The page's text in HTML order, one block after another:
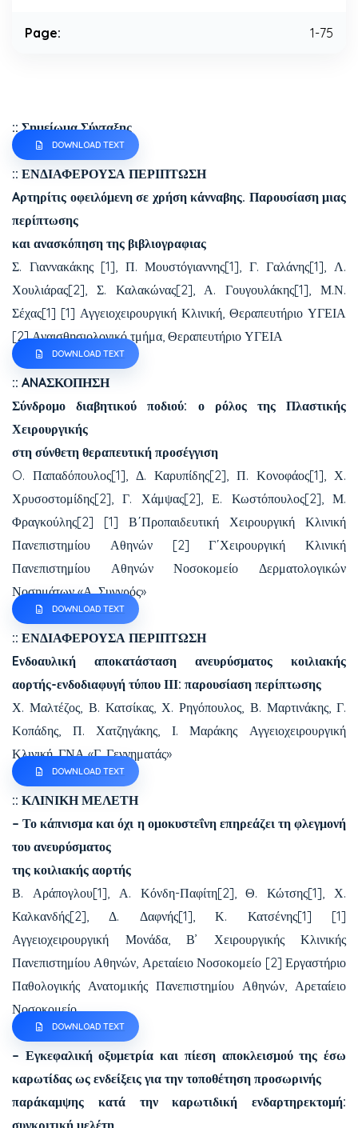
Page: 1-75
:: Σημείωμα Σύνταξης
DOWNLOAD TEXT
:: ΕΝΔΙΑΦΕΡΟΥΣΑ ΠΕΡΙΠΤΩΣΗ
Aρτηρίτις οφειλόμενη σε χρήση κάνναβης. Παρουσίαση μιας
περίπτωσης
και ανασκόπηση της βιβλιογραφιας
Σ. Γιαννακάκης [1], Π. Μουστόγιαννης[1], Γ. Γαλάνης[1], Λ.
Χουλιάρας[2], Σ. Καλακώνας[2], Α. Γουγουλάκης[1], Μ.Ν.
Σέχας[1] [1] Αγγειοχειρουργική Κλινική, Θεραπευτήριο ΥΓΕΙΑ
[2] Αναισθησιολογικό τμήμα, Θεραπευτήριο ΥΓΕΙΑ
DOWNLOAD TEXT
:: ANAΣΚΟΠΗΣΗ
Σύνδρομο διαβητικού ποδιού: ο ρόλος της Πλαστικής
Χειρουργικής
στη σύνθετη θεραπευτική προσέγγιση
O. Παπαδόπουλος[1], Δ. Καρυπίδης[2], Π. Κονοφάος[1], Χ.
Χρυσοστομίδης[2], Γ. Χάμψας[2], Ε. Κωστόπουλος[2], Μ.
Φραγκούλης[2] [1] Β΄Προπαιδευτική Χειρουργική Κλινική
Πανεπιστημίου Αθηνών [2] Γ΄Χειρουργική Κλινική
Πανεπιστημίου Αθηνών Νοσοκομείο Δερματολογικών
Νοσημάτων «Α. Συγγρός»
DOWNLOAD TEXT
:: ΕΝΔΙΑΦΕΡΟΥΣΑ ΠΕΡΙΠΤΩΣΗ
Eνδοαυλική αποκατάσταση ανευρύσματος κοιλιακής
αορτής-ενδοδιαφυγή τύπου ΙΙΙ: παρουσίαση περίπτωσης
Χ. Μαλτέζος, Β. Κατσίκας, Χ. Ρηγόπουλος, Β. Μαρτινάκης, Γ.
Κοπάδης, Π. Χατζηγάκης, Ι. Μαράκης Αγγειοχειρουργική
Κλινική, ΓΝΑ «Γ. Γεννηματάς»
DOWNLOAD TEXT
:: ΚΛΙΝΙΚΗ ΜΕΛΕΤΗ
– Το κάπνισμα και όχι η ομοκυστεΐνη επηρεάζει τη φλεγμονή
του ανευρύσματος
της κοιλιακής αορτής
Β. Αράπογλου[1], Α. Κόνδη-Παφίτη[2], Θ. Κώτσης[1], Χ.
Καλκανδής[2], Δ. Δαφνής[1], Κ. Κατσένης[1] [1]
Αγγειοχειρουργική Μονάδα, Β’ Χειρουργικής Κλινικής
Πανεπιστημίου Αθηνών, Αρεταίειο Νοσοκομείο [2] Εργαστήριο
Παθολογικής Ανατομικής Πανεπιστημίου Αθηνών, Αρεταίειο
Νοσοκομείο
DOWNLOAD TEXT
– Εγκεφαλική οξυμετρία και πίεση αποκλεισμού της έσω
καρωτίδας ως ενδείξεις για την τοποθέτηση προσωρινής
παράκαμψης κατά την καρωτιδική ενδαρτηρεκτομή:
συγκριτική μελέτη